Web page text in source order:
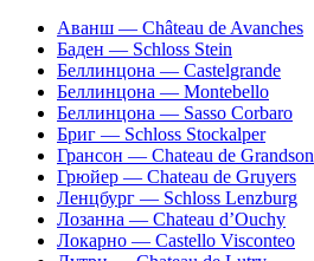
Аванш — Château de Avanches
Баден — Schloss Stein
Беллинцона — Castelgrande
Беллинцона — Montebello
Беллинцона — Sasso Corbaro
Бриг — Schloss Stockalper
Грансон — Chateau de Grandson
Грюйер — Chateau de Gruyers
Ленцбург — Schloss Lenzburg
Лозанна — Chateau d’Ouchy
Локарно — Castello Visconteo